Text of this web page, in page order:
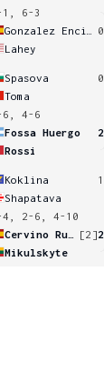
1, 6-3
0
Lahey
Spasova
0
Toma
6, 4-6
Fossa Huergo
2
Rossi
Koklina
1
Shapatava
4, 2-6, 4-10
[2]2
Mikulskyte